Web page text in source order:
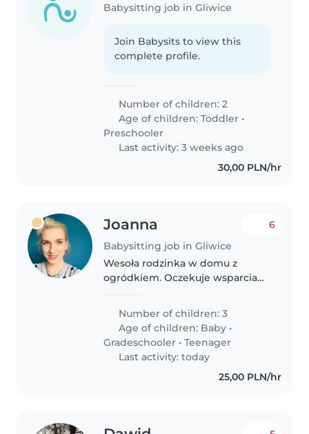
Babysitting job in Gliwice
Join Babysits to view this
complete profile.
Number of children: 2
Age of children:Toddler •
Preschooler
Last activity: 3 weeks ago
30,00 PLN/hr
Joanna
Babysitting job in Gliwice
6
Wesoła rodzinka w domu z
ogródkiem. Oczekuje wsparcia
chętnie poznają jakaś miłą ciocie
do opieki nad sobą w czasie gdy
rodzina..
Number of children: 3
Age of children: Baby •
Gradeschooler •Teenager
Last activity: today
25,00 PLN/hr